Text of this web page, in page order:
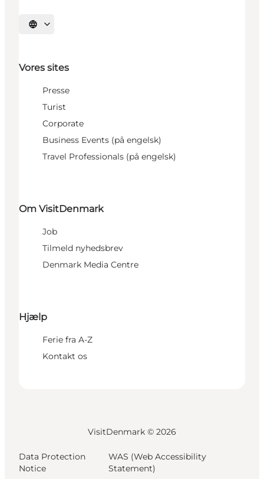
Vælg sprog
Vores sites
Presse
Turist
Corporate
Business Events (på engelsk)
Travel Professionals (på engelsk)
Om VisitDenmark
Job
Tilmeld nyhedsbrev
Denmark Media Centre
Hjælp
Ferie fra A-Z
Kontakt os
VisitDenmark © 2026
Data Protection
Notice
WAS (Web Accessibility
Statement)